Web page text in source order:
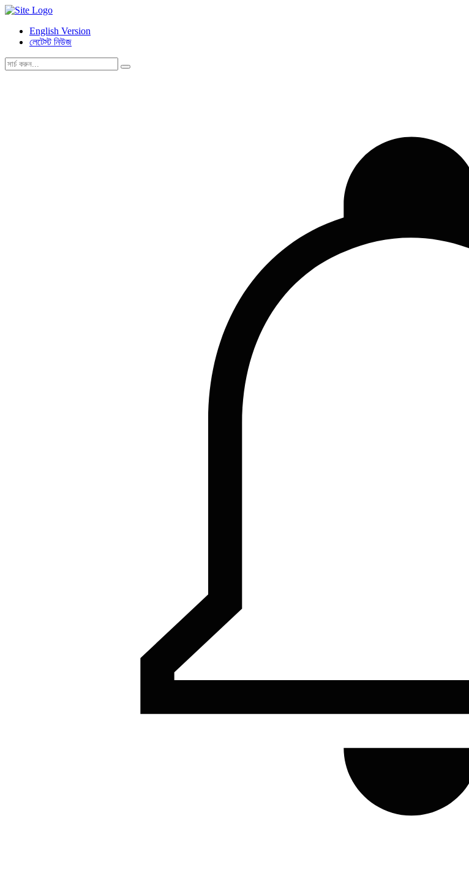
English Version
লেটেস্ট নিউজ